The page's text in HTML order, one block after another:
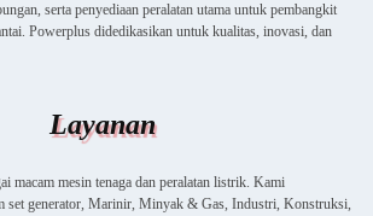
serta penyediaan peralatan utama untuk pembangkit
Powerplus didedikasikan untuk kualitas, inovasi, dan
Layanan
macam mesin tenaga dan peralatan listrik. Kami
set generator, Marinir, Minyak & Gas, Industri, Konstruksi,